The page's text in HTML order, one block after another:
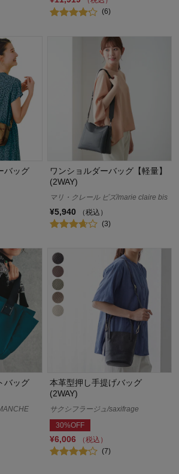
(6)
バッグ
ワンショルダーバッグ【軽量】
(2WAY)
マリ・クレール ビズ/marie claire bis
¥5,940
（税込）
(3)
バッグ
本革型押し手提げバッグ
(2WAY)
サクシフラージュ/saxifrage
30%OFF
¥6,006
（税込）
(7)